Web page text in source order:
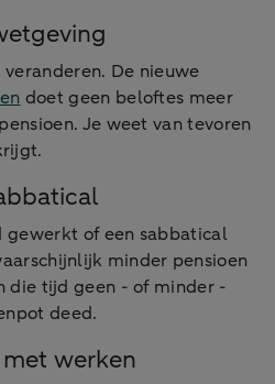
De nieuwe
doet geen beloftes meer
Je weet van tevoren
gewerkt of een sabbatical
minder pensioen
die tijd geen - of minder -
deed.
werken